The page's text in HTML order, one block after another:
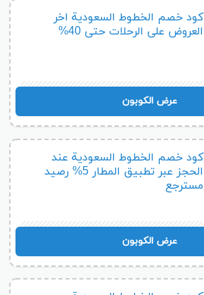
كود خصم الخطوط السعودية اخر
العروض على الرحلات حتى 40%
عرض الكوبون
كود خصم الخطوط السعودية عند
الحجز عبر تطبيق المطار 5% رصيد
مسترجع
عرض الكوبون